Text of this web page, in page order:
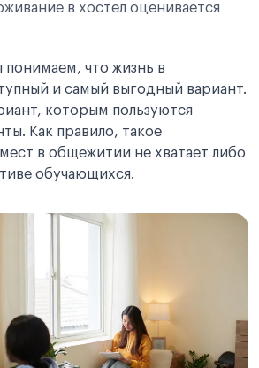
в хостел оценивается
что жизнь в
и самый выгодный вариант.
которым пользуются
Как правило, такое
в общежитии не хватает либо
обучающихся.